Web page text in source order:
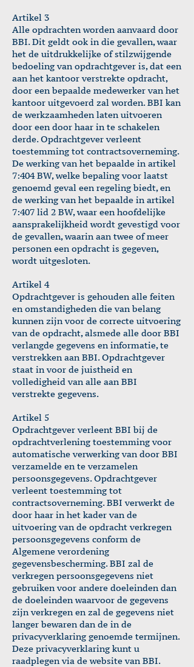
Artikel 3
Alle opdrachten worden aanvaard door
BBI. Dit geldt ook in die gevallen, waar
het de uitdrukkelijke of stilzwijgende
bedoeling van opdrachtgever is, dat een
aan het kantoor verstrekte opdracht,
door een bepaalde medewerker van het
kantoor uitgevoerd zal worden. BBI kan
de werkzaamheden laten uitvoeren
door een door haar in te schakelen
derde. Opdrachtgever verleent
toestemming tot contractsoverneming.
De werking van het bepaalde in artikel
7:404 BW, welke bepaling voor laatst
genoemd geval een regeling biedt, en
de werking van het bepaalde in artikel
7:407 lid 2 BW, waar een hoofdelijke
aansprakelijkheid wordt gevestigd voor
de gevallen, waarin aan twee of meer
personen een opdracht is gegeven,
wordt uitgesloten.
Artikel 4
Opdrachtgever is gehouden alle feiten
en omstandigheden die van belang
kunnen zijn voor de correcte uitvoering
van de opdracht, alsmede alle door BBI
verlangde gegevens en informatie, te
verstrekken aan BBI. Opdrachtgever
staat in voor de juistheid en
volledigheid van alle aan BBI
verstrekte gegevens.
Artikel 5
Opdrachtgever verleent BBI bij de
opdrachtverlening toestemming voor
automatische verwerking van door BBI
verzamelde en te verzamelen
persoonsgegevens. Opdrachtgever
verleent toestemming tot
contractsoverneming. BBI verwerkt de
door haar in het kader van de
uitvoering van de opdracht verkregen
persoonsgegevens conform de
Algemene verordening
gegevensbescherming. BBI zal de
verkregen persoonsgegevens niet
gebruiken voor andere doeleinden dan
de doeleinden waarvoor de gegevens
zijn verkregen en zal de gegevens niet
langer bewaren dan de in de
privacyverklaring genoemde termijnen.
Deze privacyverklaring kunt u
raadplegen via de website van BBI.